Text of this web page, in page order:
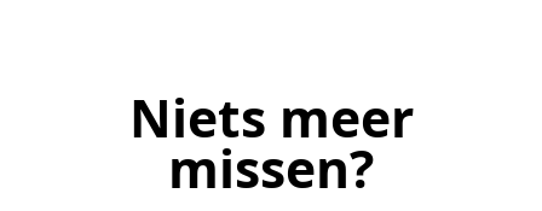
Niets meer
missen?